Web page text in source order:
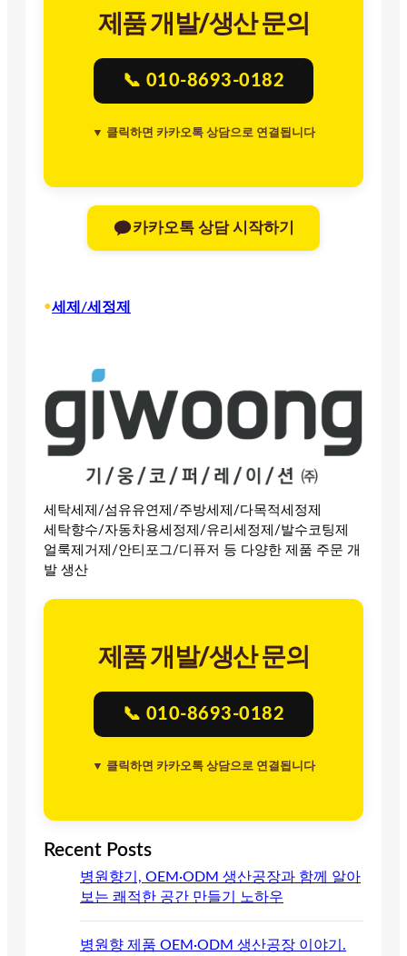
제품 개발/생산 문의
📞 010-8693-0182
▼ 클릭하면 카카오톡 상담으로 연결됩니다
카카오톡 상담 시작하기
•세제/세정제
세탁세제/섬유유연제/주방세제/다목적세정제
세탁향수/자동차용세정제/유리세정제/발수코팅제
얼룩제거제/안티포그/디퓨저 등 다양한 제품 주문 개
발 생산
제품 개발/생산 문의
📞 010-8693-0182
▼ 클릭하면 카카오톡 상담으로 연결됩니다
Recent Posts
병원향기, OEM·ODM 생산공장과 함께 알아
보는 쾌적한 공간 만들기 노하우
병원향 제품 OEM·ODM 생산공장 이야기.